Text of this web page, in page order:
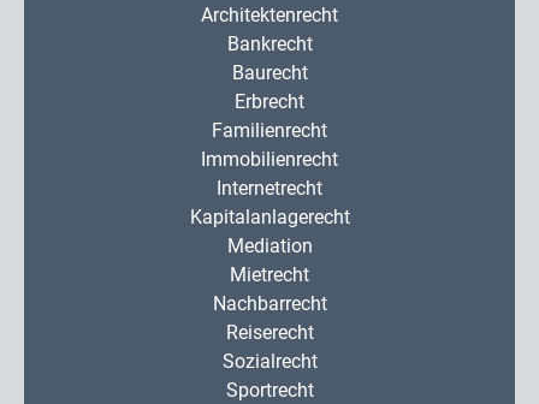
Architektenrecht
Bankrecht
Baurecht
Erbrecht
Familienrecht
Immobilienrecht
Internetrecht
Kapitalanlagerecht
Mediation
Mietrecht
Nachbarrecht
Reiserecht
Sozialrecht
Sportrecht